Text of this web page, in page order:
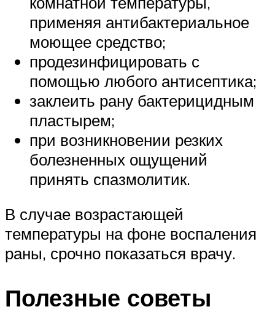
применяя антибактериальное
моющее средство;
продезинфицировать с
помощью любого антисептика;
заклеить рану бактерицидным
пластырем;
при возникновении резких
болезненных ощущений
принять спазмолитик.
В случае возрастающей
температуры на фоне воспаления
раны, срочно показаться врачу.
Полезные советы